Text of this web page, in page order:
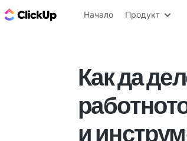
ClickUp блог
Начало Продукт
Как да
и